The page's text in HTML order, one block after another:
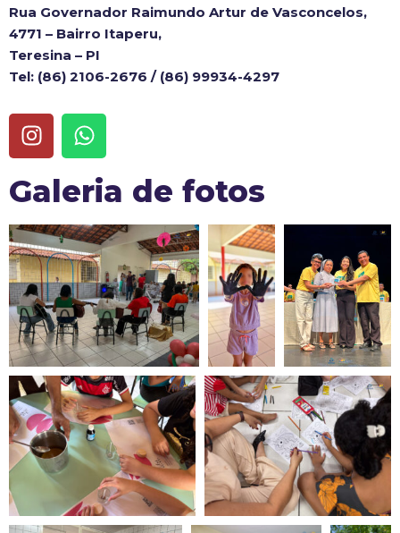
Rua Governador Raimundo Artur de Vasconcelos,
4771 – Bairro Itaperu,
Teresina – PI
Tel: (86) 2106-2676 / (86) 99934-4297
Galeria de fotos